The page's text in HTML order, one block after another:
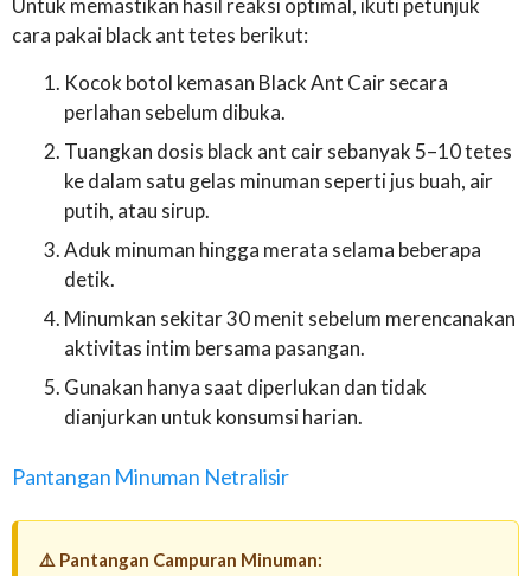
Untuk memastikan hasil reaksi optimal, ikuti petunjuk
cara pakai black ant tetes berikut:
Kocok botol kemasan Black Ant Cair secara
perlahan sebelum dibuka.
Tuangkan dosis black ant cair sebanyak 5–10 tetes
ke dalam satu gelas minuman seperti jus buah, air
putih, atau sirup.
Aduk minuman hingga merata selama beberapa
detik.
Minumkan sekitar 30 menit sebelum merencanakan
aktivitas intim bersama pasangan.
Gunakan hanya saat diperlukan dan tidak
dianjurkan untuk konsumsi harian.
Pantangan Minuman Netralisir
⚠️ Pantangan Campuran Minuman: